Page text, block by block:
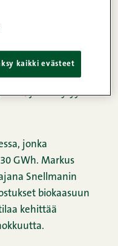
ja prosessihöyryn
ajetaan vuosittain
josta löytyy
jonka
GWh. Markus
Snellmanin
biokaasuun
kehittää
kaikki evästeet